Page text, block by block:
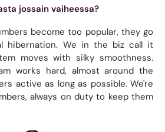
jossain vaiheessa?
become too popular, they go
hibernation. We in the biz call it
moves with silky smoothness.
works hard, almost around the
active as long as possible. We're
always on duty to keep them